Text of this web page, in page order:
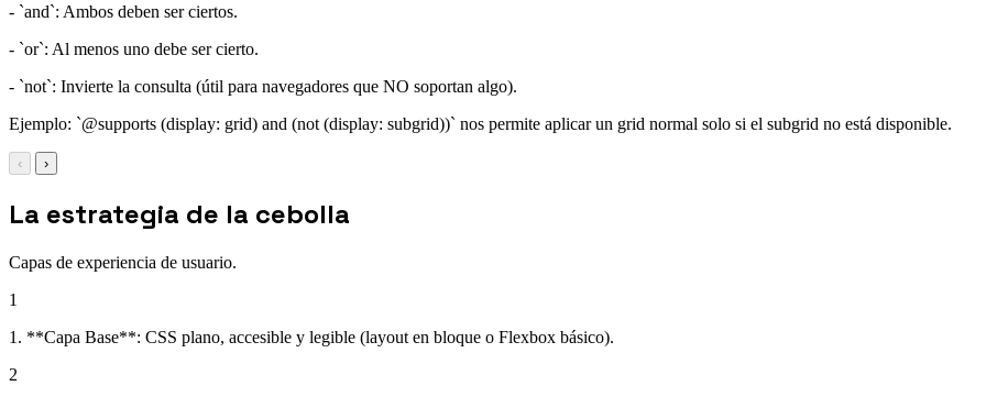
- `and`: Ambos deben ser ciertos.
- `or`: Al menos uno debe ser cierto.
- `not`: Invierte la consulta (útil para navegadores que NO soportan algo).
Ejemplo: `@supports (display: grid) and (not (display: subgrid))` nos permite aplicar un grid normal solo si el subgrid no está disponible.
‹ ›
La estrategia de la cebolla
Capas de experiencia de usuario.
1
1. **Capa Base**: CSS plano, accesible y legible (layout en bloque o Flexbox básico).
2